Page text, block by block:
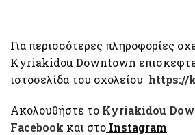
Για περισσότερες πληροφορίες
Kyriakidou Downtown
ιστοσελίδα του σχολείου https://
Ακολουθήστε το Kyriakidou
Facebook και στο Instagram